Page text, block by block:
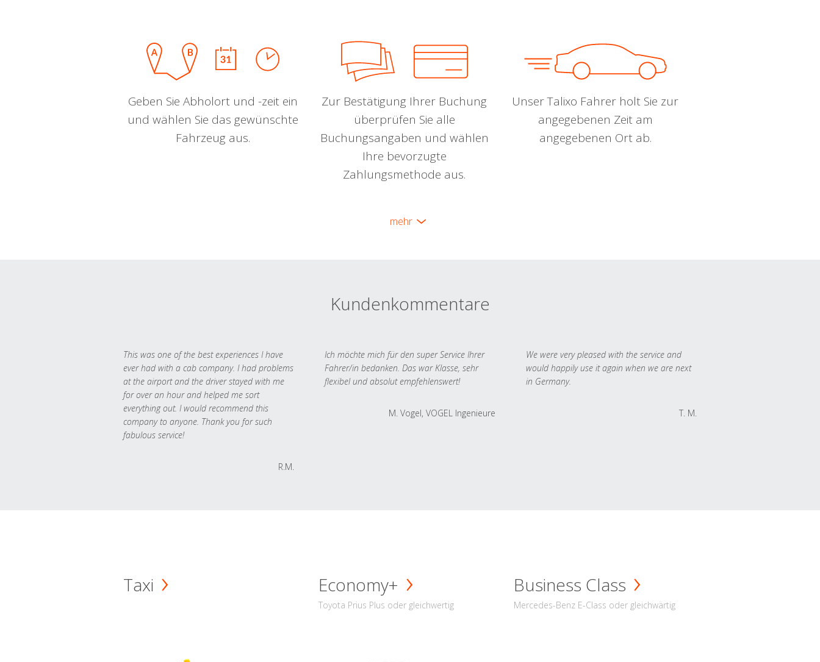
Geben Sie Abholort und -zeit ein
und wählen Sie das gewünschte
Fahrzeug aus.
Zur Bestätigung Ihrer Buchung
überprüfen Sie alle
Buchungsangaben und wählen
Ihre bevorzugte
Zahlungsmethode aus.
Unser Talixo Fahrer holt Sie zur
angegebenen Zeit am
angegebenen Ort ab.
mehr
Kundenkommentare
This was one of the best experiences I have
ever had with a cab company. I had problems
at the airport and the driver stayed with me
for over an hour and helped me sort
everything out. I would recommend this
company to anyone. Thank you for such
fabulous service!
R.M.
Ich möchte mich für den super Service Ihrer
Fahrer/in bedanken. Das war Klasse, sehr
flexibel und absolut empfehlenswert!
M. Vogel, VOGEL Ingenieure
We were very pleased with the service and
would happily use it again when we are next
in Germany.
T. M.
Taxi Economy+
Toyota Prius Plus oder gleichwertig
Business Class
Mercedes-Benz E-Class oder gleichwärtig